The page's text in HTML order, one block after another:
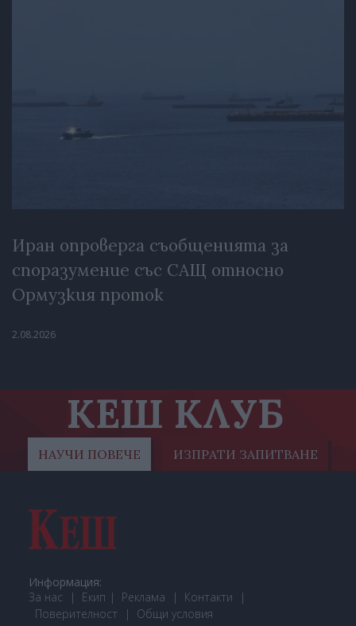
Иран опроверга съобщенията за
споразумение със САЩ относно
Ормузкия проток
2.08.2026
КЕШ КЛУБ
НАУЧИ ПОВЕЧЕ ИЗПРАТИ ЗАПИТВАНЕ
Информация:
За нас
Екип Реклама
Контакти
Поверителност
Общи условия